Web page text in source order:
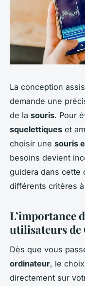
La conception
demande une
de la souris. Pour
squelettiques et
choisir une souris
besoins devient
guidera dans cette
différents critères
L’importance
utilisateurs de
Dès que vous
ordinateur, le
directement sur